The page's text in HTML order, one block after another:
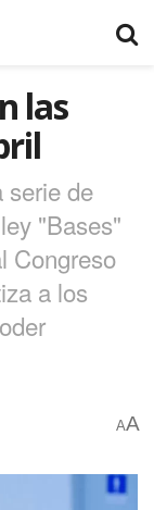
las
serie de
"Bases"
Congreso
a los
AA